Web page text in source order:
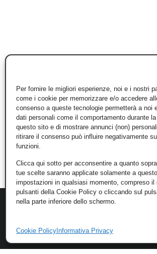
Per fornire le migliori esperienze, noi e i nostri
come i cookie per memorizzare e/o accedere
consenso a queste tecnologie permetterà a noi
dati personali come il comportamento durante
questo sito e di mostrare annunci (non)
ritirare il consenso può influire negativamente
funzioni.
Clicca qui sotto per acconsentire a quanto
tue scelte saranno applicate solamente a
impostazioni in qualsiasi momento, compreso
pulsanti della Cookie Policy o cliccando sul
nella parte inferiore dello schermo.
Cookie Policy Informativa Privacy